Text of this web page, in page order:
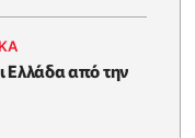
Ελλάδα από την